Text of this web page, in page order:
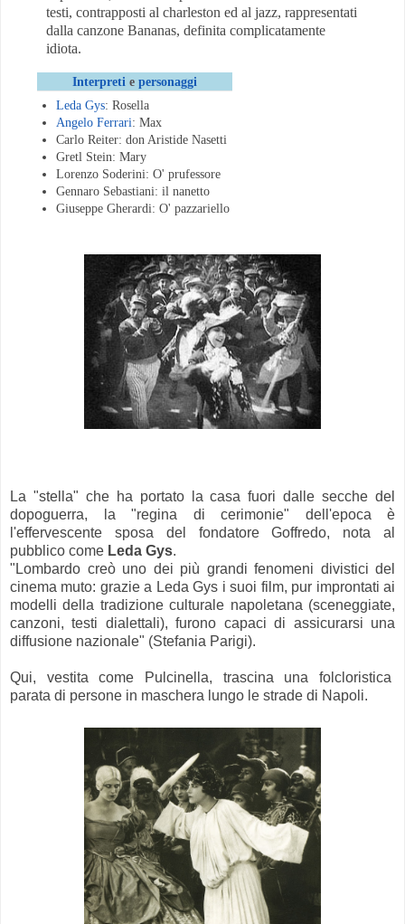
testi, contrapposti al charleston ed al jazz, rappresentati
dalla canzone Bananas, definita complicatamente
idiota.
Interpreti e personaggi
Leda Gys: Rosella
Angelo Ferrari: Max
Carlo Reiter: don Aristide Nasetti
Gretl Stein: Mary
Lorenzo Soderini: O' prufessore
Gennaro Sebastiani: il nanetto
Giuseppe Gherardi: O' pazzariello
La "stella" che ha portato la casa fuori dalle secche del
dopoguerra, la "regina di cerimonie" dell'epoca è
l'effervescente sposa del fondatore Goffredo, nota al
pubblico come Leda Gys.
"Lombardo creò uno dei più grandi fenomeni divistici del
cinema muto: grazie a Leda Gys i suoi film, pur improntati ai
modelli della tradizione culturale napoletana (sceneggiate,
canzoni, testi dialettali), furono capaci di assicurarsi una
diffusione nazionale" (Stefania Parigi).
Qui, vestita come Pulcinella, trascina una folcloristica
parata di persone in maschera lungo le strade di Napoli.